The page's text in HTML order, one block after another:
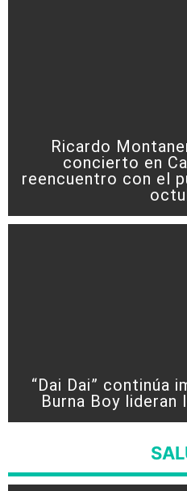
Ricardo
concierto en
reencuentro con el
“Dai Dai” continúa
Burna Boy lideran